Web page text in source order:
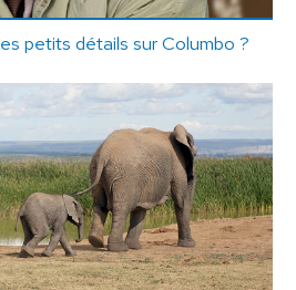
petits détails sur Columbo ?